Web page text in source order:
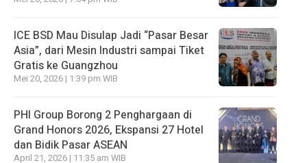
ICE BSD Mau Disulap Jadi “Pasar Besar
Asia”, dari Mesin Industri sampai Tiket
Gratis ke Guangzhou
Mei 20, 2026 | 1:39 pm WIB
PHI Group Borong 2 Penghargaan di
Grand Honors 2026, Ekspansi 27 Hotel
dan Bidik Pasar ASEAN
April 21, 2026 | 11:35 am WIB